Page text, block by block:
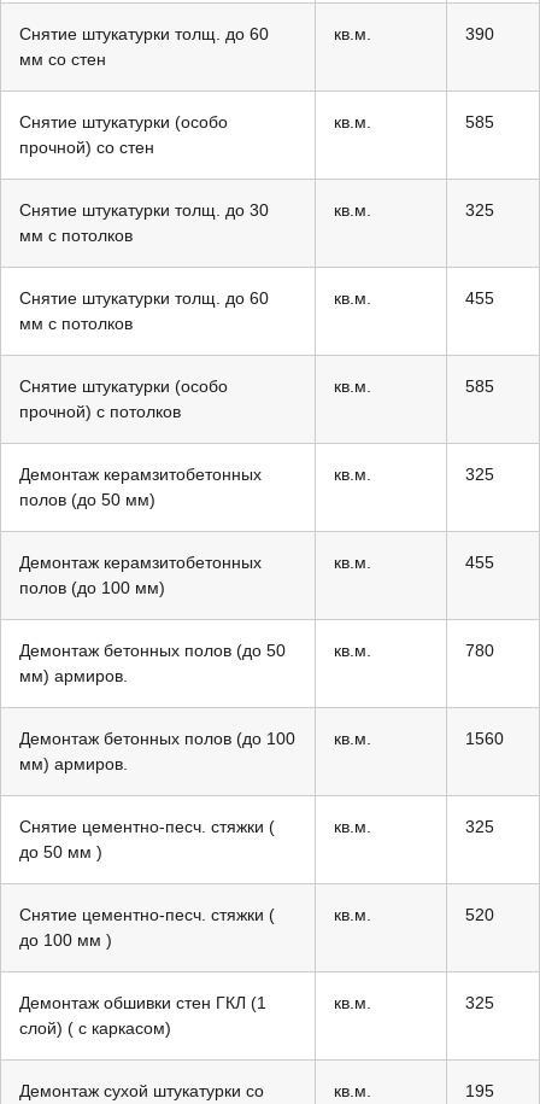
Снятие штукатурки толщ. до 60
мм со стен
кв.м. 390
Снятие штукатурки (особо
прочной) со стен
кв.м. 585
Снятие штукатурки толщ. до 30
мм с потолков
кв.м. 325
Снятие штукатурки толщ. до 60
мм с потолков
кв.м. 455
Снятие штукатурки (особо
прочной) с потолков
кв.м. 585
Демонтаж керамзитобетонных
полов (до 50 мм)
кв.м. 325
Демонтаж керамзитобетонных
полов (до 100 мм)
кв.м. 455
Демонтаж бетонных полов (до 50
мм) армиров.
кв.м. 780
Демонтаж бетонных полов (до 100
мм) армиров.
кв.м. 1560
Снятие цементно-песч. стяжки (
до 50 мм )
кв.м. 325
Снятие цементно-песч. стяжки (
до 100 мм )
кв.м. 520
Демонтаж обшивки стен ГКЛ (1
слой) ( с каркасом)
кв.м. 325
Демонтаж сухой штукатурки со
кв.м. 195